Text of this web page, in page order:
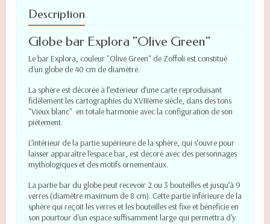
Description
Globe bar Explora "Olive Green"
Le bar Explora, couleur "Olive Green" de Zoffoli est constitué
d'un globe de 40 cm de diamètre.
La sphère est décorée à l’extérieur d’une carte reproduisant
fidèlement les cartographies du XVIIIème siècle, dans des tons
"Vieux blanc" en totale harmonie avec la configuration de son
piétement.
L’intérieur de la partie supérieure de la sphère, qui s’ouvre pour
laisser apparaître l'espace bar, est décoré avec des personnages
mythologiques et des motifs ornementaux.
La partie bar du globe peut recevoir 2 ou 3 bouteilles et jusqu’à 9
verres (diamètre maximum de 8 cm). Cette partie inférieure de la
sphère qui reçoit les verres et les bouteilles est fixe et bénéficie en
son pourtour d'un espace suffisamment large qui permettra d'y